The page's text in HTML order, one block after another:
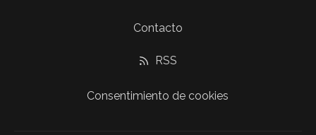
Contacto
RSS
Consentimiento de cookies